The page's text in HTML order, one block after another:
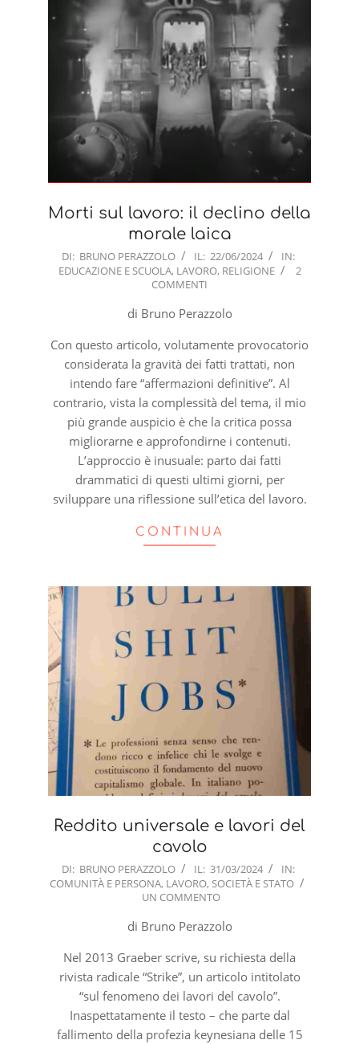
Morti sul lavoro: il declino della
morale laica
2024-
06-
DI: BRUNO PERAZZOLO IL: 22/06/2024
IN:
EDUCAZIONE E SCUOLA, LAVORO, RELIGIONE
2
COMMENTI
di Bruno Perazzolo
Con questo articolo, volutamente provocatorio
considerata la gravità dei fatti trattati, non
intendo fare “affermazioni definitive”. Al
contrario, vista la complessità del tema, il mio
più grande auspicio è che la critica possa
migliorarne e approfondirne i contenuti.
L’approccio è inusuale: parto dai fatti
drammatici di questi ultimi giorni, per
sviluppare una riflessione sull’etica del lavoro.
CONTINUA
Reddito universale e lavori del
cavolo
2024-
03-
DI: BRUNO PERAZZOLO IL: 31/03/2024
IN:
COMUNITÀ E PERSONA, LAVORO, SOCIETÀ E STATO
UN COMMENTO
di Bruno Perazzolo
Nel 2013 Graeber scrive, su richiesta della
rivista radicale “Strike”, un articolo intitolato
“sul fenomeno dei lavori del cavolo”.
Inaspettatamente il testo – che parte dal
fallimento della profezia keynesiana delle 15